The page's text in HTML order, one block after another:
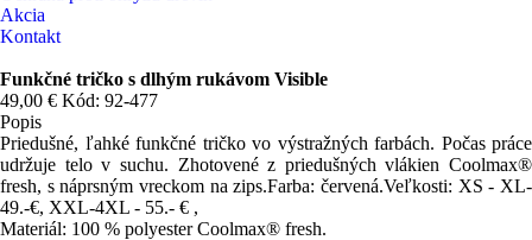
Akcia
Kontakt
Funkčné tričko s dlhým rukávom Visible
49,00 € Kód: 92-477
Popis
Priedušné, ľahké funkčné tričko vo výstražných farbách. Počas práce
udržuje telo v suchu. Zhotovené z priedušných vlákien Coolmax®
fresh, s náprsným vreckom na zips.Farba: červená.Veľkosti: XS - XL-
49.-€, XXL-4XL - 55.- € ,
Materiál: 100 % polyester Coolmax® fresh.